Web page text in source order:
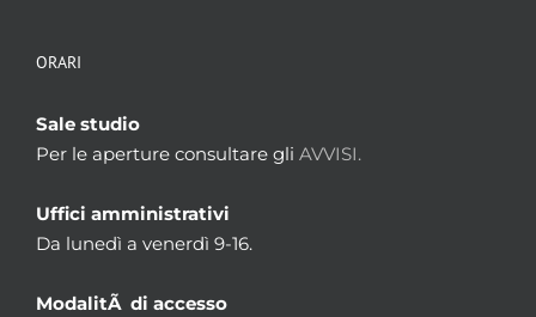
ORARI
Sale studio
Per le aperture consultare gli AVVISI.
Uffici amministrativi
Da lunedì a venerdì 9-16.
ModalitÃ di accesso